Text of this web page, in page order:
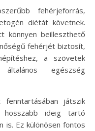
fehérjeforrás,
diétát követnek.
könnyen beilleszthető
fehérjét biztosít,
a szövetek
egészség
játszik
hosszabb ideig tartó
is. Ez különösen fontos